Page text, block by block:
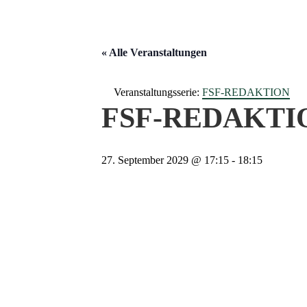
« Alle Veranstaltungen
Veranstaltungsserie: FSF-REDAKTION
FSF-
27. September 2029 @ 17:15 - 18:15